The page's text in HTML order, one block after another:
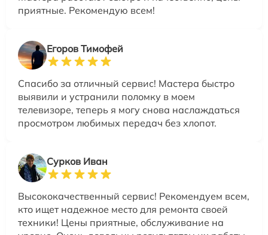
приятные. Рекомендую всем!
Егоров Тимофей
Спасибо за отличный сервис! Мастера быстро
выявили и устранили поломку в моем
телевизоре, теперь я могу снова наслаждаться
просмотром любимых передач без хлопот.
Сурков Иван
Высококачественный сервис! Рекомендуем всем,
кто ищет надежное место для ремонта своей
техники! Цены приятные, обслуживание на